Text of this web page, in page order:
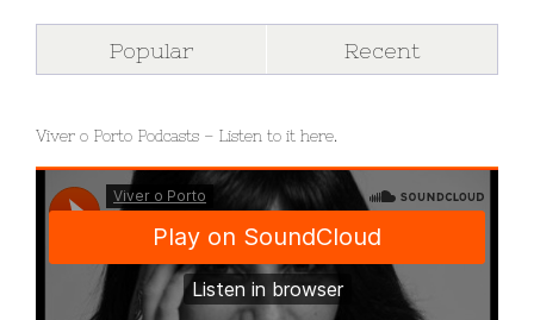
Popular Recent
Viver o Porto Podcasts – Listen to it here.